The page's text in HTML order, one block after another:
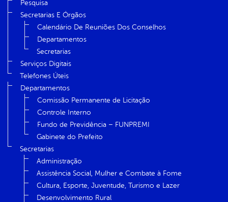
Pesquisa
Secretarias E Órgãos
Calendário De Reuniões Dos Conselhos
Departamentos
Secretarias
Serviços Digitais
Telefones Úteis
Departamentos
Comissão Permanente de Licitação
Controle Interno
Fundo de Previdência – FUNPREMI
Gabinete do Prefeito
Secretarias
Administração
Assistência Social, Mulher e Combate à Fome
Cultura, Esporte, Juventude, Turismo e Lazer
Desenvolvimento Rural